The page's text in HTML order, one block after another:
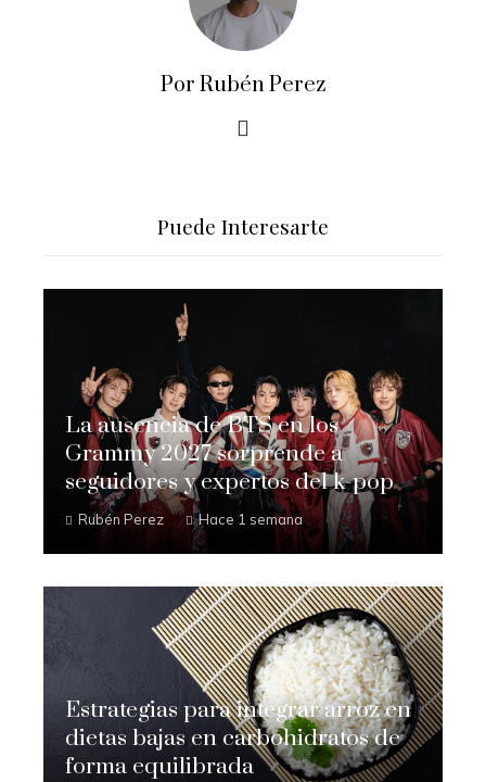
Por Rubén Perez
Puede Interesarte
La ausencia de BTS en los
Grammy 2027 sorprende a
seguidores y expertos del k-pop
Rubén Perez Hace 1 semana
Estrategias para integrar arroz en
dietas bajas en carbohidratos de
forma equilibrada